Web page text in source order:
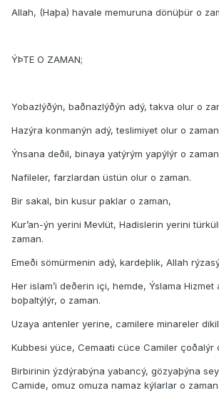
Allah, (Haþa) havale memuruna dönüþür o
ÝÞTE O ZAMAN;
Yobazlýðýn, baðnazlýðýn adý, takva olur o
Hazýra konmanýn adý, teslimiyet olur o
Ýnsana deðil, binaya yatýrým yapýlýr o
Nafileler, farzlardan üstün olur o zaman.
Bir sakal, bin kusur paklar o zaman,
Kur’an-ýn yerini Mevlüt, Hadislerin yerini
zaman.
Emeði sömürmenin adý, kardeþlik, Allah
Her islam’i deðerin içi, hemde, Ýslama
boþaltýlýr, o zaman.
Uzaya antenler yerine, camilere minareler
Kubbesi yüce, Cemaati cüce Camiler çoðalýr
Birbirinin ýzdýrabýna yabancý, gözyaþýna
Camide, omuz omuza namaz kýlarlar o zaman.